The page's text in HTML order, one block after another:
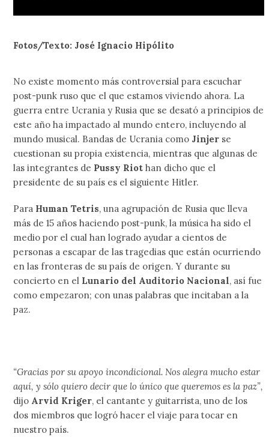
Fotos/Texto: José Ignacio Hipólito
No existe momento más controversial para escuchar
post-punk ruso que el que estamos viviendo ahora. La
guerra entre Ucrania y Rusia que se desató a principios de
este año ha impactado al mundo entero, incluyendo al
mundo musical. Bandas de Ucrania como Jinjer se
cuestionan su propia existencia, mientras que algunas de
las integrantes de Pussy Riot han dicho que el
presidente de su país es el siguiente Hitler.
Para Human Tetris, una agrupación de Rusia que lleva
más de 15 años haciendo post-punk, la música ha sido el
medio por el cual han logrado ayudar a cientos de
personas a escapar de las tragedias que están ocurriendo
en las fronteras de su país de origen. Y durante su
concierto en el Lunario del Auditorio Nacional, así fue
como empezaron; con unas palabras que incitaban a la
paz.
“Gracias por su apoyo incondicional. Nos alegra mucho estar
aquí, y sólo quiero decir que lo único que queremos es la paz”,
dijo Arvid Kriger, el cantante y guitarrista, uno de los
dos miembros que logró hacer el viaje para tocar en
nuestro país.